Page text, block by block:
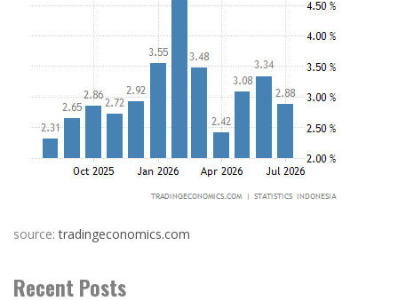
source:tradingeconomics.com
Recent Posts